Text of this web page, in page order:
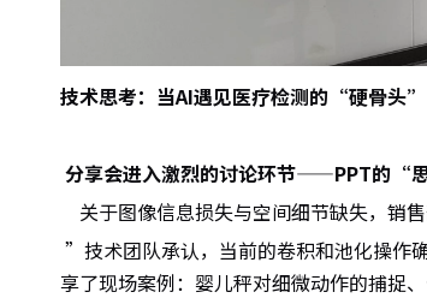
技术思考：当AI遇见医疗检测的“硬骨头”
分享会进入激烈的讨论环节——PPT的“
关于图像信息损失与空间细节缺失，销
”技术团队承认，当前的卷积和池化操作
享了现场案例：婴儿秤对细微动作的捕捉